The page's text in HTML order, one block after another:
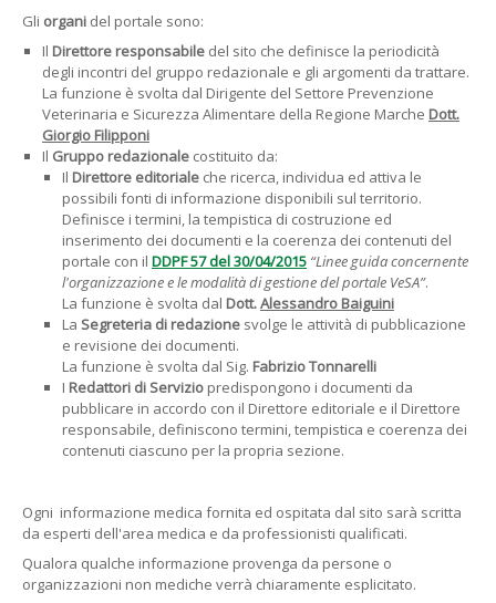
Gli organi del portale sono:
Il Direttore responsabile del sito che definisce la periodicità
degli incontri del gruppo redazionale e gli argomenti da trattare.
La funzione è svolta dal Dirigente del Settore Prevenzione
Veterinaria e Sicurezza Alimentare della Regione Marche Dott.
Giorgio Filipponi
Il Gruppo redazionale costituito da:
Il Direttore editoriale che ricerca, individua ed attiva le
possibili fonti di informazione disponibili sul territorio.
Definisce i termini, la tempistica di costruzione ed
inserimento dei documenti e la coerenza dei contenuti del
portale con il DDPF 57 del 30/04/2015 “Linee guida concernente
l'organizzazione e le modalità di gestione del portale VeSA”.
La funzione è svolta dal Dott.Alessandro Baiguini
La Segreteria di redazione svolge le attività di pubblicazione
e revisione dei documenti.
La funzione è svolta dal Sig. Fabrizio Tonnarelli
I Redattori di Servizio predispongono i documenti da
pubblicare in accordo con il Direttore editoriale e il Direttore
responsabile, definiscono termini, tempistica e coerenza dei
contenuti ciascuno per la propria sezione.
Ogni informazione medica fornita ed ospitata dal sito sarà scritta
da esperti dell'area medica e da professionisti qualificati.
Qualora qualche informazione provenga da persone o
organizzazioni non mediche verrà chiaramente esplicitato.